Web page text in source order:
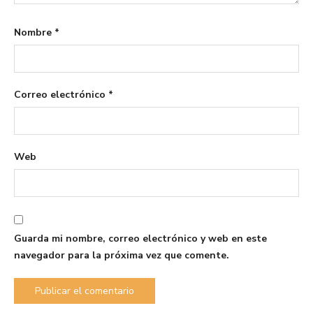
Nombre *
Correo electrónico *
Web
Guarda mi nombre, correo electrónico y web en este
navegador para la próxima vez que comente.